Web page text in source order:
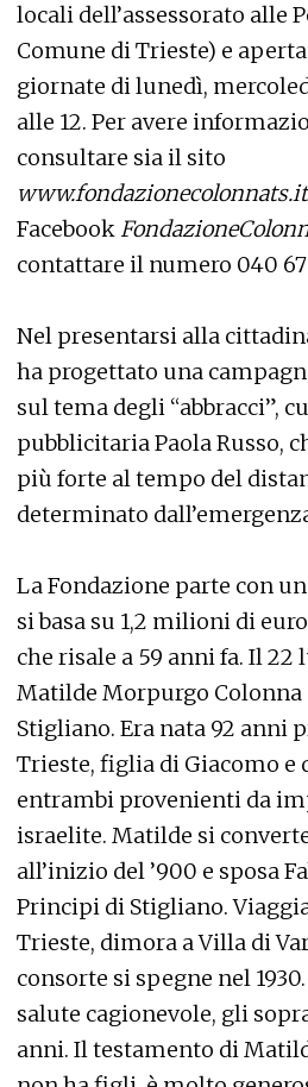
locali dell’assessorato alle
Comune di Trieste) e
giornate di lunedì,
alle 12. Per avere
consultare sia il sito
www.fondazionecolonnats.it
Facebook
contattare il numero 040
Nel presentarsi alla
ha progettato una
sul tema degli “abbracci”,
pubblicitaria Paola Russo,
più forte al tempo del
determinato
La Fondazione parte con
si basa su 1,2 milioni di
che risale a 59 anni fa. Il 22
Matilde Morpurgo
Stigliano. Era nata 92 anni
Trieste, figlia di Giacomo e
entrambi provenienti da
israelite. Matilde si
all’inizio del ’900 e sposa
Principi di Stigliano.
Trieste, dimora a Villa di
consorte si spegne nel
salute cagionevole, gli
anni. Il testamento di